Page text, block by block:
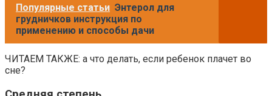
Популярные статьи Энтерол для
грудничков инструкция по
применению и способы дачи
ЧИТАЕМ ТАКЖЕ: а что делать, если ребенок плачет во
сне?